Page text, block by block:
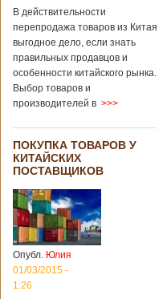
В действительности
перепродажа товаров из Китая
выгодное дело, если знать
правильных продавцов и
особенности китайского рынка.
Выбор товаров и
производителей в >>>
ПОКУПКА ТОВАРОВ У
КИТАЙСКИХ
ПОСТАВЩИКОВ
Опубл. Юлия
01/03/2015 -
1:26